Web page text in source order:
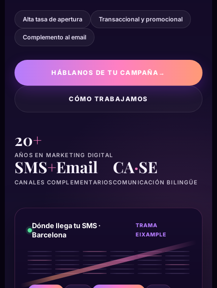
Alta tasa de apertura Transaccional y promocional
Complemento al email
HÁBLANOS DE TU CAMPAÑA →
CÓMO TRABAJAMOS
20+
AÑOS EN MARKETING DIGITAL
SMS+Email
CANALES COMPLEMENTARIOS
CA·SE
COMUNICACIÓN BILINGÜE
Dónde llega tu SMS ·
Barcelona
TRAMA
EIXAMPLE